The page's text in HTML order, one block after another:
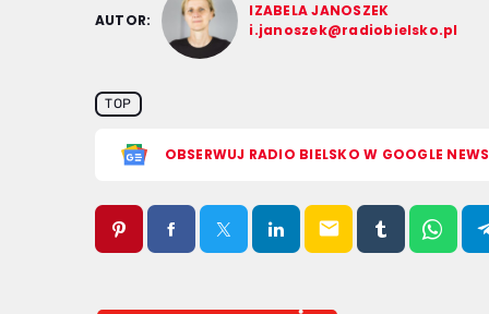
AUTOR:
IZABELA JANOSZEK
i.janoszek@radiobielsko.pl
TOP
OBSERWUJ RADIO BIELSKO W GOOGLE NEWS
email